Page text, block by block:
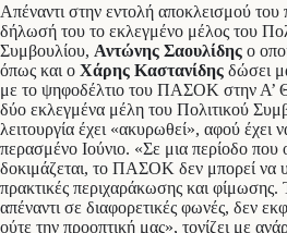
Απέναντι στην εντολή αποκλεισμού
δήλωσή του το εκλεγμένο μέλος του
Συμβουλίου, Αντώνης Σαουλίδης ο
όπως και ο Χάρης Καστανίδης δώσει
με το ψηφοδέλτιο του ΠΑΣΟΚ στην Α’
δύο εκλεγμένα μέλη του Πολιτικού
λειτουργία έχει «ακυρωθεί», αφού έχει
περασμένο Ιούνιο. «Σε μια περίοδο που
δοκιμάζεται, το ΠΑΣΟΚ δεν μπορεί να
πρακτικές περιχαράκωσης και
απέναντι σε διαφορετικές φωνές, δεν
ούτε την προοπτική μας», τονίζει με